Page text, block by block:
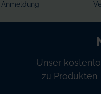
Anmeldung
Unser
zu Produkten